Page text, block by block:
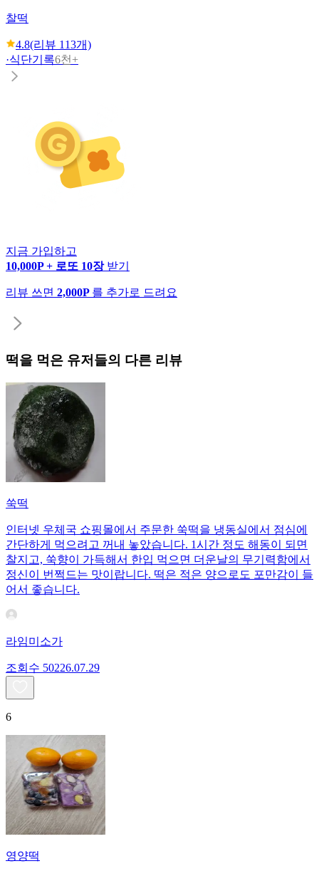
찰떡
4.8(리뷰 113개)
·식단기록6천+
지금 가입하고
10,000P + 로또 10장 받기
리뷰 쓰면 2,000P 를 추가로 드려요
떡을 먹은 유저들의 다른 리뷰
쑥떡
인터넷 우체국 쇼핑몰에서 주문한 쑥떡을 냉동실에서 점심에
간단하게 먹으려고 꺼내 놓았습니다. 1시간 정도 해동이 되면
찰지고, 쑥향이 가득해서 한입 먹으면 더운날의 무기력함에서
정신이 번쩍드는 맛이랍니다. 떡은 적은 양으로도 포만감이 들
어서 좋습니다.
라임미소가
조회수 50226.07.29
6
영양떡